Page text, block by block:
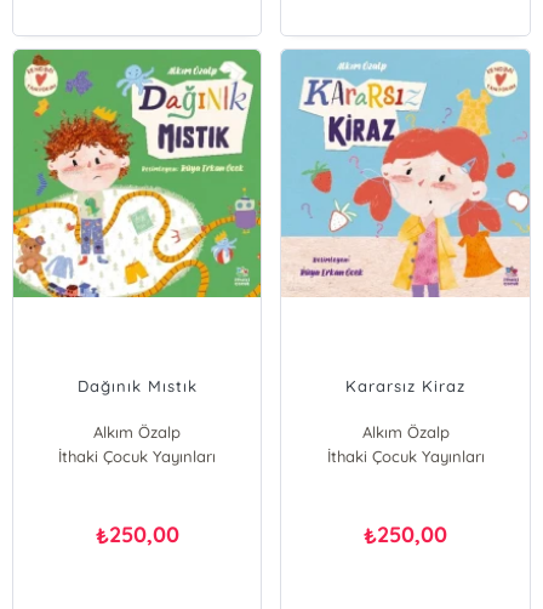
Dağınık Mıstık
Alkım Özalp
İthaki Çocuk Yayınları
₺250,00
Kararsız Kiraz
Alkım Özalp
İthaki Çocuk Yayınları
₺250,00